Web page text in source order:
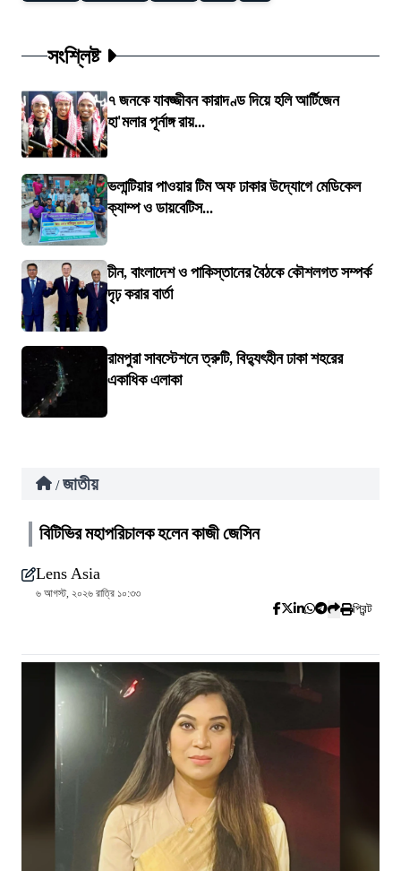
সংশ্লিষ্ট
৭ জনকে যাবজ্জীবন কারাদণ্ড দিয়ে হলি আর্টিজেন
হা'মলার পূর্নাঙ্গ রায়...
ভলান্টিয়ার পাওয়ার টিম অফ ঢাকার উদ্যোগে মেডিকেল
ক্যাম্প ও ডায়বেটিস...
চীন, বাংলাদেশ ও পাকিস্তানের বৈঠকে কৌশলগত সম্পর্ক
দৃঢ় করার বার্তা
রামপুরা সাবস্টেশনে ত্রুটি, বিদ্যুৎহীন ঢাকা শহরের
একাধিক এলাকা
/ জাতীয়
বিটিভির মহাপরিচালক হলেন কাজী জেসিন
Lens Asia
৬ আগস্ট, ২০২৬ রাত্রি ১০:৩৩
প্রিন্ট